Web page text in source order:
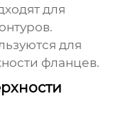
для
для
фланцев.